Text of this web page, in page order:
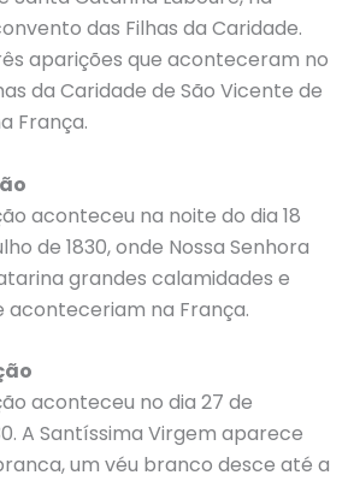
das Filhas da Caridade.
aparições que aconteceram no
da Caridade de São Vicente de
França.
aconteceu na noite do dia 18
de 1830, onde Nossa Senhora
grandes calamidades e
aconteceriam na França.
aconteceu no dia 27 de
A Santíssima Virgem aparece
um véu branco desce até a